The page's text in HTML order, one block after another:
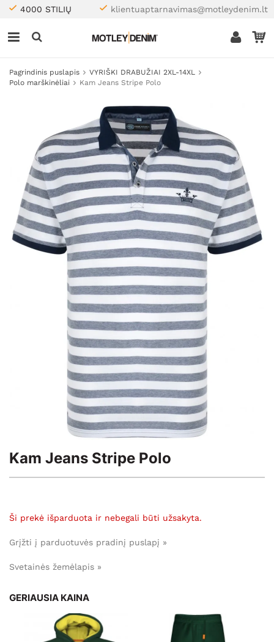
4000 STILIŲ klientuaptarnavimas@motleydenim.lt
Pagrindinis puslapis
VYRIŠKI DRABUŽIAI 2XL-14XL
Polo marškinėliai
Kam Jeans Stripe Polo
Kam Jeans Stripe Polo
Ši prekė išparduota ir nebegali būti užsakyta.
Grįžti į parduotuvės pradinį puslapį »
Svetainės žemėlapis »
GERIAUSIA KAINA